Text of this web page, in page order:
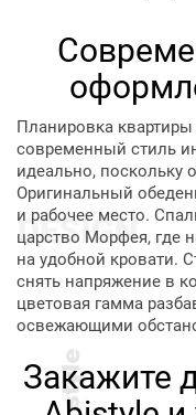
Планировка
современный стиль
идеально, поскольку
Оригинальный
и рабочее место.
царство Морфея, где
на удобной кровати.
снять напряжение в
цветовая гамма
освежающими
Закажите